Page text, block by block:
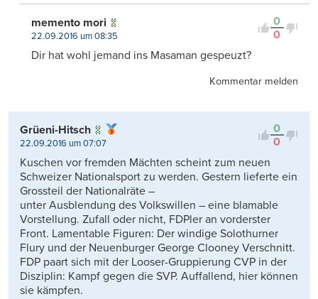
0
0
memento mori
22.09.2016 um 08:35
Dir hat wohl jemand ins Masaman gespeuzt?
Kommentar melden
0
0
Grüeni-Hitsch
22.09.2016 um 07:07
Kuschen vor fremden Mächten scheint zum neuen
Schweizer Nationalsport zu werden. Gestern lieferte ein
Grossteil der Nationalräte –
unter Ausblendung des Volkswillen – eine blamable
Vorstellung. Zufall oder nicht, FDPler an vorderster
Front. Lamentable Figuren: Der windige Solothurner
Flury und der Neuenburger George Clooney Verschnitt.
FDP paart sich mit der Looser-Gruppierung CVP in der
Disziplin: Kampf gegen die SVP. Auffallend, hier können
sie kämpfen.